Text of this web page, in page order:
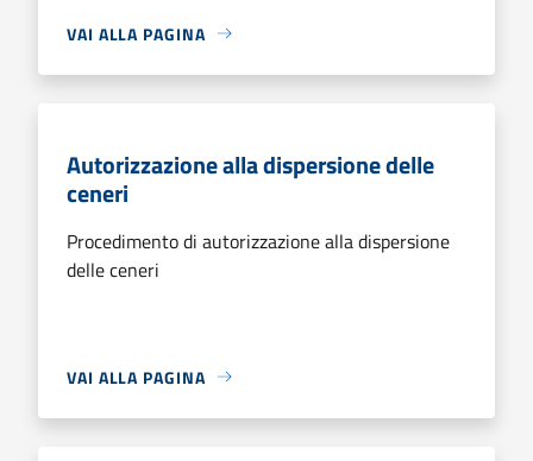
VAI ALLA PAGINA
Autorizzazione alla dispersione delle
ceneri
Procedimento di autorizzazione alla dispersione
delle ceneri
VAI ALLA PAGINA